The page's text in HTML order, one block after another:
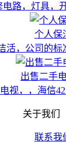
电路，灯具，
个人保
活，公司的标
出售二手
视，，海信
关于我们
联系我